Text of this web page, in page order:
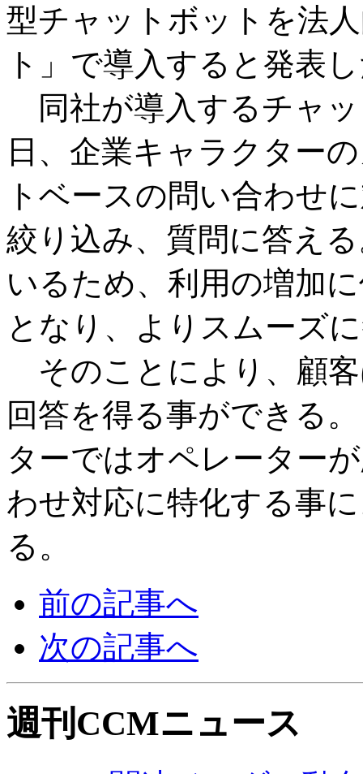
型チャットボットを法
ト」で導入すると発表
同社が導入するチャッ
日、企業キャラクター
トベースの問い合わせ
絞り込み、質問に答え
いるため、利用の増加
となり、よりスムーズ
そのことにより、顧
回答を得る事ができる
ターではオペレーター
わせ対応に特化する事
る。
前の記事へ
次の記事へ
週刊CCMニュース